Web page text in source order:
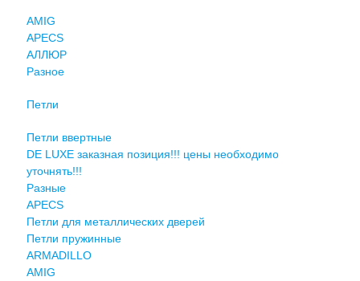
AMIG
APECS
АЛЛЮР
Разное
Петли
Петли ввертные
DE LUXE заказная позиция!!! цены необходимо
уточнять!!!
Разные
APECS
Петли для металлических дверей
Петли пружинные
ARMADILLO
AMIG